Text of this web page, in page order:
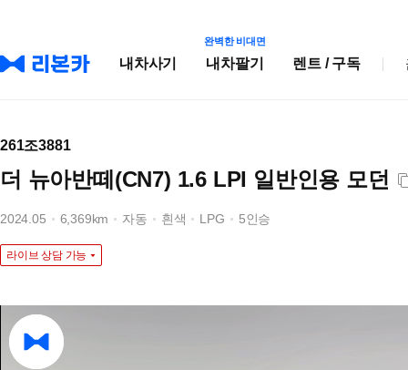
내차사기
완벽한 비대면
내차팔기 렌트 / 구독
261조3881
더 뉴아반떼(CN7) 1.6 LPI 일반인용 모던
2024.05 6,369km 자동 흰색 LPG 5인승
라이브 상담 가능